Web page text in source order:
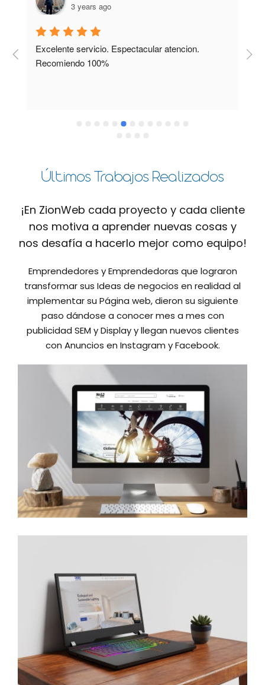
3 years ago
servicio. Espectacular atencion.
100%
Teníamos
amigable
Últimos Trabajos Realizados
¡En ZionWeb cada proyecto y cada cliente
nos motiva a aprender nuevas cosas y
nos desafía a hacerlo mejor como equipo!
Emprendedores y Emprendedoras que lograron
transformar sus Ideas de negocios en realidad al
implementar su Página web, dieron su siguiente
paso dándose a conocer mes a mes con
publicidad SEM y Display y llegan nuevos clientes
con Anuncios en Instagram y Facebook.
World
Sports
Ixec
Lighting